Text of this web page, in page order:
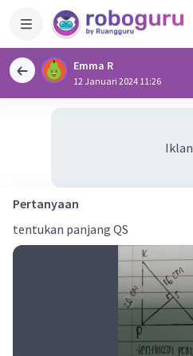
Emma R
12 Januari 2024 11:26
Iklan
Pertanyaan
tentukan panjang QS